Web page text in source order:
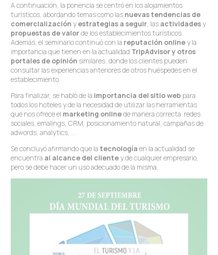
A continuación, la ponencia se centró en los alojamientos
turísticos, abordando temas como las nuevas tendencias de
comercialización y estrategias a seguir, las actividades y
propuestas de valorde los establecimientos turísticos.
Además, el seminario continuó con la reputación online y la
importancia que tienen en la actualidad TripAdvisor y otros
portales de opinión similares, donde los clientes pueden
consultar las experiencias anteriores de otros huéspedes en el
establecimiento.
Para finalizar, se habló de la importancia del sitio web para
todos los hoteles y de la necesidad de utilizar las herramientas
que nos ofrece el marketing onlinede manera correcta: redes
sociales, emalings, CRM, posicionamiento natural, campañas de
adwords, analytics, …
Se concluyó afirmando que latecnología en la actualidad se
encuentra al alcance del cliente y de cualquier empresario,
pero se debe hacer un uso adecuado de la misma.